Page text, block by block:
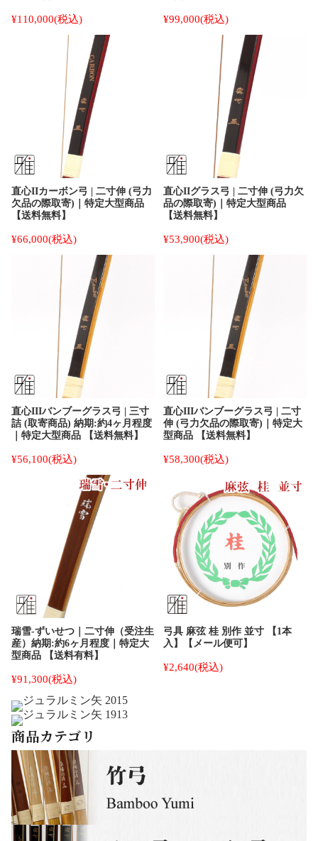
¥110,000(税込) ¥99,000(税込)
直心IIカーボン弓 | 二寸伸 (弓力
欠品の際取寄)｜特定大型商品
【送料無料】
¥66,000(税込)
直心IIグラス弓 | 二寸伸 (弓力欠
品の際取寄)｜特定大型商品
【送料無料】
¥53,900(税込)
直心IIIバンブーグラス弓 | 三寸
詰 (取寄商品) 納期:約4ヶ月程度
｜特定大型商品 【送料無料】
¥56,100(税込)
直心IIIバンブーグラス弓 | 二寸
伸 (弓力欠品の際取寄)｜特定大
型商品 【送料無料】
¥58,300(税込)
瑞雪-ずいせつ｜二寸伸（受注生
産）納期:約6ヶ月程度｜特定大
型商品 【送料有料】
¥91,300(税込)
弓具 麻弦 桂 別作 並寸 【1本
入】【メール便可】
¥2,640(税込)
商品カテゴリ